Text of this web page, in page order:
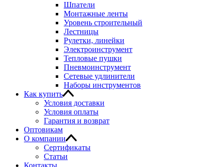
Шпатели
Монтажные ленты
Уровень строительный
Лестницы
Рулетки, линейки
Электроинструмент
Тепловые пушки
Пневмоинструмент
Сетевые удлинители
Наборы инструментов
Как купить
Условия доставки
Условия оплаты
Гарантия и возврат
Оптовикам
О компании
Сертификаты
Статьи
Контакты